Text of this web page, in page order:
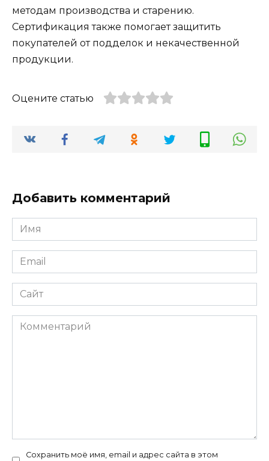
методам производства и старению.
Сертификация также помогает защитить
покупателей от подделок и некачественной
продукции.
Оцените статью
Добавить комментарий
Имя
*
Email
*
Сайт
Комментарий
Сохранить моё имя, email и адрес сайта в этом